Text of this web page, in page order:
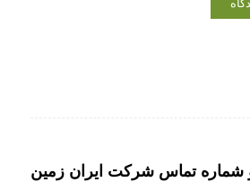
شماره تماس شرکت ایران زمین